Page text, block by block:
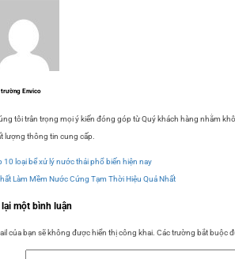
Envico
tôi trân trọng mọi ý kiến đóng góp từ Quý khách hàng nhằm
lượng thông tin cung cấp.
10 loại bể xử lý nước thải phổ biến hiện nay
Làm Mềm Nước Cứng Tạm Thời Hiệu Quả Nhất
một bình luận
của bạn sẽ không được hiển thị công khai. Các trường bắt buộc